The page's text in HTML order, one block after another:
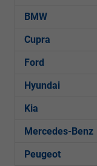
BMW
Cupra
Ford
Hyundai
Kia
Mercedes-Benz
Peugeot